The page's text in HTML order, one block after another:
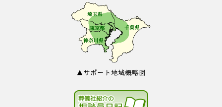
▲サポート地域概略図